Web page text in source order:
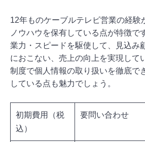
12年ものケーブルテレビ営業の経験
ノウハウを保有している点が特徴で
業力・スピードを駆使して、見込み
におこない、売上の向上を実現して
制度で個人情報の取り扱いを徹底で
している点も魅力でしょう。
初期費用（税
込）
要問い合わせ